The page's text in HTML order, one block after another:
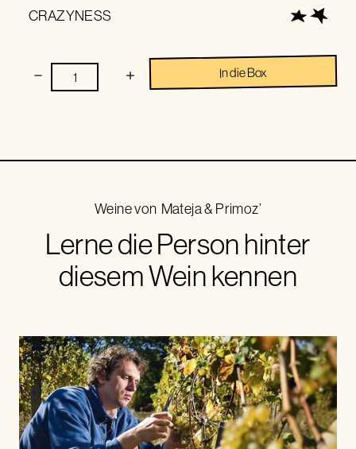
CRAZYNESS
In die Box
Weine von Mateja & Primoz’
Lerne die Person hinter
diesem Wein kennen